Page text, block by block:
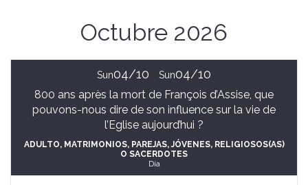
Octubre 2026
Sun04/10 Sun04/10
800 ans après la mort de François d’Assise, que
pouvons-nous dire de son influence sur la vie de
l’Eglise aujourd’hui ?
ADULTO, MATRIMONIOS, PAREJAS, JÓVENES, RELIGIOSOS(AS)
O SACERDOTES
Día